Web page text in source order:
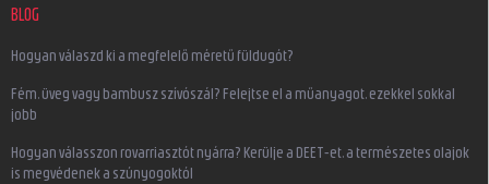
BLOG
Hogyan válaszd ki a megfelelő méretű füldugót?
Fém, üveg vagy bambusz szívószál? Felejtse el a műanyagot, ezekkel sokkal
jobb
Hogyan válasszon rovarriasztót nyárra? Kerülje a DEET-et, a természetes olajok
is megvédenek a szúnyogoktól